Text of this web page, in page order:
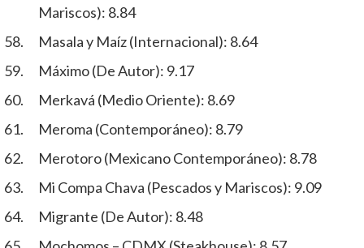
Mariscos): 8.84
Masala y Maíz (Internacional): 8.64
Máximo (De Autor): 9.17
Merkavá (Medio Oriente): 8.69
Meroma (Contemporáneo): 8.79
Merotoro (Mexicano Contemporáneo): 8.78
Mi Compa Chava (Pescados y Mariscos): 9.09
Migrante (De Autor): 8.48